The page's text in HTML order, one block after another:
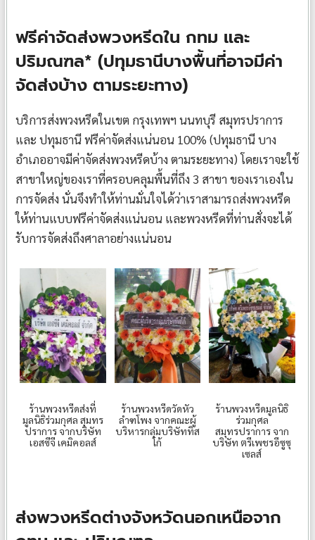
ฟรีค่าจัดส่งพวงหรีดใน กทม และ
ปริมณฑล* (ปทุมธานีบางพื้นที่อาจมีค่า
จัดส่งบ้าง ตามระยะทาง)
บริการส่งพวงหรีดในเขต กรุงเทพฯ นนทบุรี สมุทรปราการ
และ ปทุมธานี ฟรีค่าจัดส่งแน่นอน 100% (ปทุมธานี บาง
อำเภออาจมีค่าจัดส่งพวงหรีดบ้าง ตามระยะทาง) โดยเราจะใช้
สาขาใหญ่ของเราที่ครอบคลุมพื้นที่ถึง 3 สาขา ของเราเองใน
การจัดส่ง นั่นจึงทำให้ท่านมั่นใจได้ว่าเราสามารถส่งพวงหรีด
ให้ท่านแบบฟรีค่าจัดส่งแน่นอน และพวงหรีดที่ท่านสั่งจะได้
รับการจัดส่งถึงศาลาอย่างแน่นอน
ร้านพวงหรีดส่งที่
มูลนิธิร่วมกุศล สุมทร
ปราการ จากบริษัท
เอสซีจี เคมิคอลส์
ร้านพวงหรีดวัดหัว
ลำฑโพง จากคณะผู้
บริหารกลุ่มบริษัททิส
โก้
ร้านพวงหรีดมูลนิธิ
ร่วมกุศล
สมุทรปราการ จาก
บริษัท ตรีเพชรอีซูซุ
เซลส์
ส่งพวงหรีดต่างจังหวัดนอกเหนือจาก